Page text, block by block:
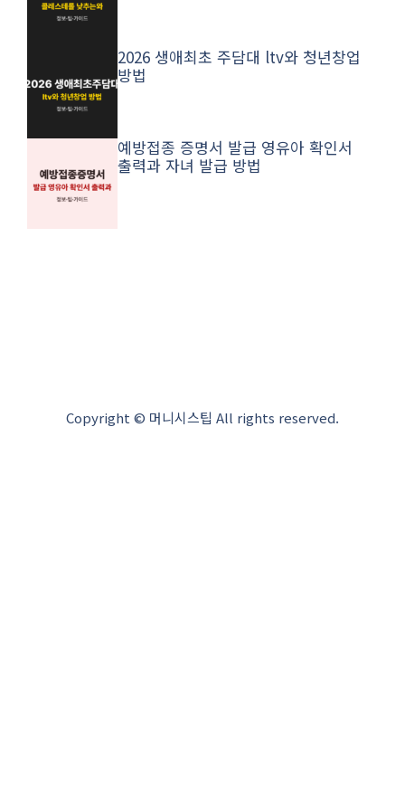
2026 생애최초 주담대 ltv와 청년창업
방법
예방접종 증명서 발급 영유아 확인서
출력과 자녀 발급 방법
Copyright © 머니시스팁 All rights reserved.